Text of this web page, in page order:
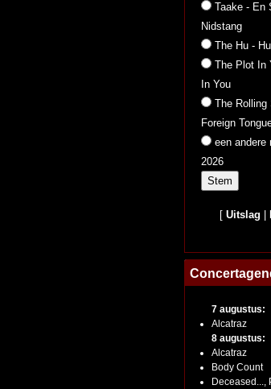
Taake - En
Nidstang
The Hu -
The Plot In
In You
The Rolling
Foreign
een andere
2026
[Uitslag
7 augustus:
Alcatraz
8 augustus:
Alcatraz
Body Count
Deceased...,